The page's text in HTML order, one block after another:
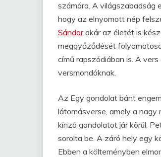
számára. A világszabadság
hogy az elnyomott nép
Sándorakár az életét is
meggyőződését
című rapszódiában is. A
versmondóknak.
Az Egy gondolat bánt
látomásverse, amely a nagy
kínzó gondolatot jár körül.
sorolta be. A záró hely egy
Ebben a költeményben